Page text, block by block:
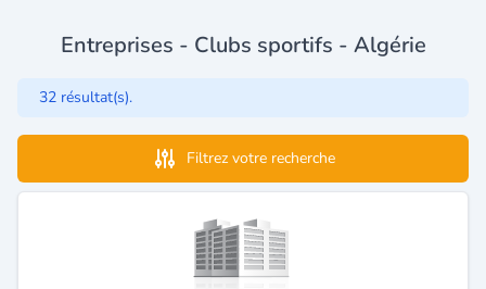
Entreprises - Clubs sportifs - Algérie
32 résultat(s).
Filtrez votre recherche